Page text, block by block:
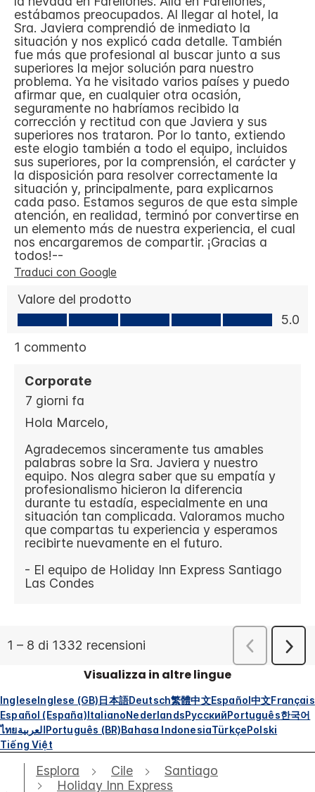
Visualizza in altre lingue
IngleseInglese (GB)日本語Deutsch繁體中文Español中文Français
Español (España)ItalianoNederlandsРусскийPortuguês한국어
ไทยالعربيةPortuguês (BR)Bahasa IndonesiaTürkçePolski
Tiếng Việt
Esplora Cile
Santiago
Holiday Inn Express